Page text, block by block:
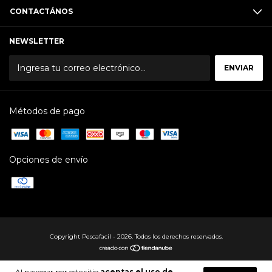
CONTACTÁNOS
NEWSLETTER
Métodos de pago
Opciones de envío
Copyright Pescafacil - 2026. Todos los derechos reservados.